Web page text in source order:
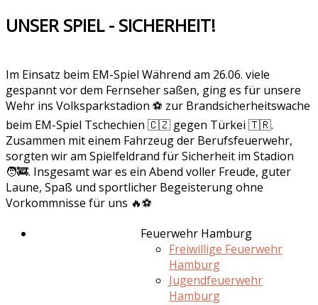
UNSER SPIEL - SICHERHEIT!
Im Einsatz beim EM-Spiel Während am 26.06. viele
gespannt vor dem Fernseher saßen, ging es für unsere
Wehr ins Volksparkstadion ⚽️ zur Brandsicherheitswache
beim EM-Spiel Tschechien 🇨🇿 gegen Türkei 🇹🇷.
Zusammen mit einem Fahrzeug der Berufsfeuerwehr,
sorgten wir am Spielfeldrand für Sicherheit im Stadion
🧑‍🚒. Insgesamt war es ein Abend voller Freude, guter
Laune, Spaß und sportlicher Begeisterung ohne
Vorkommnisse für uns 🔥⚽️
Feuerwehr Hamburg
Freiwillige Feuerwehr
Hamburg
Jugendfeuerwehr
Hamburg